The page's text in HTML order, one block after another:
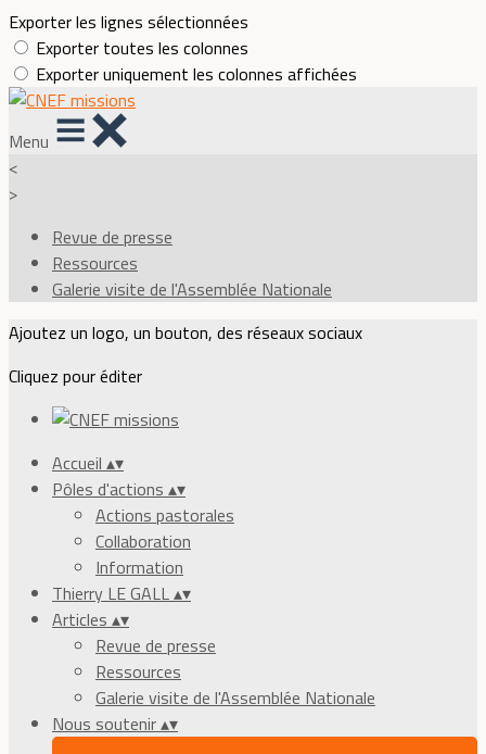
Exporter les lignes sélectionnées
Exporter toutes les colonnes
Exporter uniquement les colonnes affichées
Menu
<
>
Revue de presse
Ressources
Galerie visite de l'Assemblée Nationale
Ajoutez un logo, un bouton, des réseaux sociaux
Cliquez pour éditer
Accueil ▴▾
Pôles d'actions ▴▾
Actions pastorales
Collaboration
Information
Thierry LE GALL▴▾
Articles ▴▾
Revue de presse
Ressources
Galerie visite de l'Assemblée Nationale
Nous soutenir▴▾